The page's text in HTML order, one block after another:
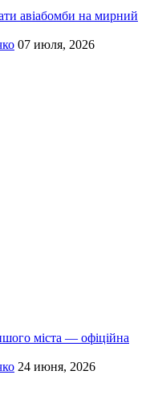
авіабомби на мирний
07 июля, 2026
міста — офіційна
24 июня, 2026